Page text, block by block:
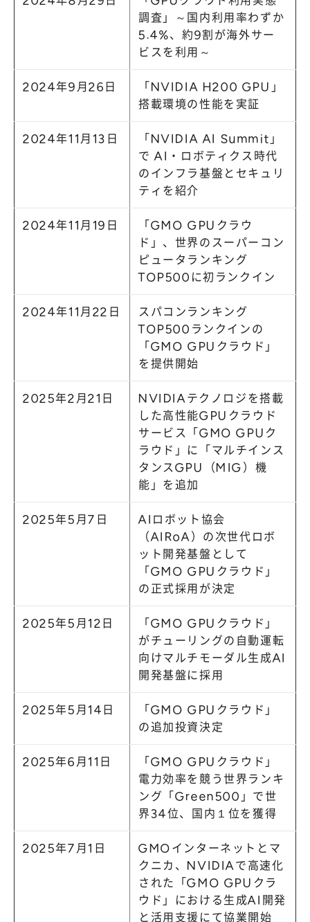
調査」～国内利用率わずか
5.4%、約9割が海外サー
ビスを利用～
2024年9月26日
「NVIDIA H200 GPU」
搭載環境の性能を実証
2024年11月13日
「NVIDIA AI Summit」
で AI・ロボティクス時代
のインフラ基盤とセキュリ
ティを紹介
2024年11月19日
「GMO GPUクラウ
ド」、世界のスーパーコン
ピュータランキング
TOP500に初ランクイン
2024年11月22日
スパコンランキング
TOP500ランクインの
「GMO GPUクラウド」
を提供開始
2025年2月21日
NVIDIAテクノロジを搭載
した高性能GPUクラウド
サービス「GMO GPUク
ラウド」に「マルチインス
タンスGPU（MIG）機
能」を追加
2025年5月7日
AIロボット協会
（AIRoA）の次世代ロボ
ット開発基盤として
「GMO GPUクラウド」
の正式採用が決定
2025年5月12日
「GMO GPUクラウド」
がチューリングの自動運転
向けマルチモーダル生成AI
開発基盤に採用
2025年5月14日
「GMO GPUクラウド」
の追加投資決定
2025年6月11日
「GMO GPUクラウド」
電力効率を競う世界ランキ
ング「Green500」で世
界34位、国内１位を獲得
2025年7月1日
GMOインターネットとマ
クニカ、NVIDIAで高速化
された「GMO GPUクラ
ウド」における生成AI開発
と活用支援にて協業開始